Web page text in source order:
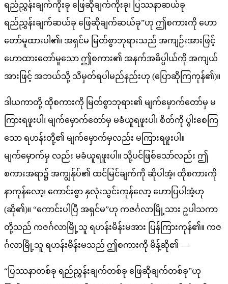
ရည်ညွှန်းချက်ကိုးခု ဖြေဆိုချက်ကိုးခု၊ ပြဿနာဆယ်ခု
ရည်ညွှန်းချက်ဆယ်ခု ဖြေဆိုချက်ဆယ်ခု”ဟု ဤစကားကို ဟော
တော်မူထားပါ၏၊ အရှင်မ မြတ်စွာဘုရားသည် အကျဉ်းအားဖြင့်
ဟောထားတော်မူသော ဤစကား၏ အနက်အဓိပ္ပါယ်ကို အကျယ်
အားဖြင့် အဘယ်သို့ သိမှတ်ရပါမည်နည်းဟု (ပြောဆိုကြကုန်၏)။
ဒါယကာတို့ ထိုစကားကို မြတ်စွာဘုရား၏ မျက်မှောက်တော်မှ မ
ကြားရဖူးပါ၊ မျက်မှောက်တော်မှ မခံယူရဖူးပါ၊ စိတ်ကို ပွါးစေကြ
သော ရဟန်းတို့၏ မျက်မှောက်မှလည်း မကြားရဖူးပါ။
မျက်မှောက်မှ လည်း မခံယူရဖူးပါ။ သို့ပင်ဖြစ်သော်လည်း ဤ
စကားအရာ၌ အကျွန်ုပ်၏ ထင်မြင်ချက်ကို ဆိုပါအံ့၊ ထိုစကားကို
နာကုန်လော့၊ ကောင်းစွာ နှလုံးသွင်းကုန်လော့ ဟောပြပါအံ့ဟု
(ဆို၏)။ “ကောင်းပါပြီ အရှင်မ”ဟု ကဇင်္ဂလာမြို့သား ဥပါသကာ
တို့သည် ကဇင်္ဂလာမြို့သူ ရဟန်းမိန်းမအား ပြန်ကြားကုန်၏။ ကဇ
င်္ဂလာမြို့သူ ရဟန်းမိန်းမသည် ဤစကားကို မိန့်ဆို၏ —
“ပြဿနာတစ်ခု ရည်ညွှန်းချက်တစ်ခု ဖြေဆိုချက်တစ်ခု”ဟု